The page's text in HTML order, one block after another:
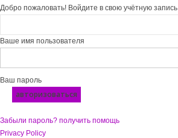
Добро пожаловать! Войдите в свою учётную запись
Ваше имя пользователя
Ваш пароль
Забыли пароль? получить помощь
Privacy Policy